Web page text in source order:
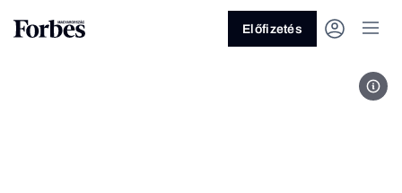
Előfizetés